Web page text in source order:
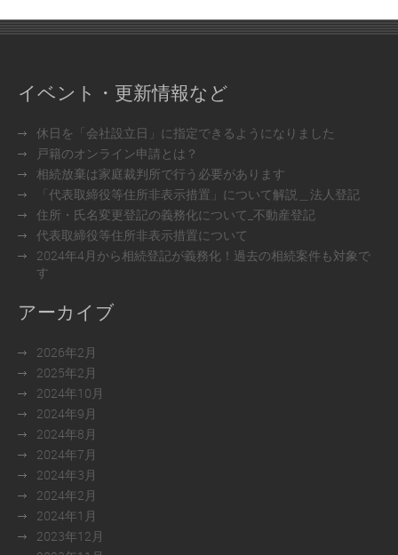
イベント・更新情報など
休日を「会社設立日」に指定できるようになりました
戸籍のオンライン申請とは？
相続放棄は家庭裁判所で行う必要があります
「代表取締役等住所非表示措置」について解説＿法人登記
住所・氏名変更登記の義務化について_不動産登記
代表取締役等住所非表示措置について
2024年4月から相続登記が義務化！過去の相続案件も対象で
す
アーカイブ
2026年2月
2025年2月
2024年10月
2024年9月
2024年8月
2024年7月
2024年3月
2024年2月
2024年1月
2023年12月